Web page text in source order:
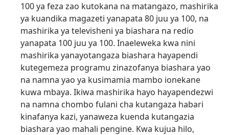
100 ya feza zao kutokana na matangazo, mashirika
ya kuandika magazeti yanapata 80 juu ya 100, na
mashirika ya televisheni ya biashara na redio
yanapata 100 juu ya 100. Inaeleweka kwa nini
mashirika yanayotangaza biashara hayapendi
kutegemeza programu zinazofanya biashara yao
na namna yao ya kusimamia mambo ionekane
kuwa mbaya. Ikiwa mashirika hayo hayapendezwi
na namna chombo fulani cha kutangaza habari
kinafanya kazi, yanaweza kuenda kutangazia
biashara yao mahali pengine. Kwa kujua hilo,